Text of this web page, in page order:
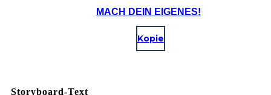
MACH DEIN EIGENES!
Kopie
Storyboard-Text